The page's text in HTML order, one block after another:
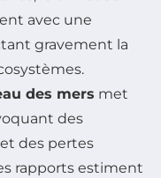
avec une
gravement la
des mers met
des
des pertes
rapports estiment